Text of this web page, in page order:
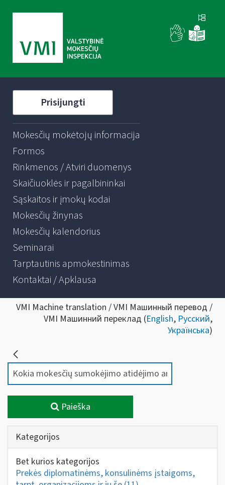
Prisijungti
Mokesčių mokėtojų informacija
Formos
Rinkmenos / Atviri duomenys
Skaičiuoklės ir pagalbininkai
Sąskaitos ir įmokų kodai
Mokesčių žinynas
Mokesčių kalendorius
Seminarai
Tarptautinis apmokestinimas
Kontaktai / Apklausa
VMI Machine translation / VMI Машинный перевод /
VMI Машинний переклад (English, Русский,
Українська)
Paieška
Kategorijos
Bet kurios kategorijos
Prekės diplomatinėms, konsulinėms įstaigoms,